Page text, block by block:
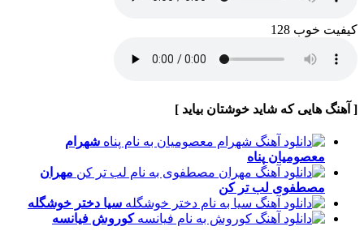
کیفیت خوب 128
[ آهنگ هایی که شاید خوشتان بیاید ]
شهرام
معصومیان پناه
مهران
مصطفوی لب تر کن
سیا دختر خوشگله
کوروش فیانسه